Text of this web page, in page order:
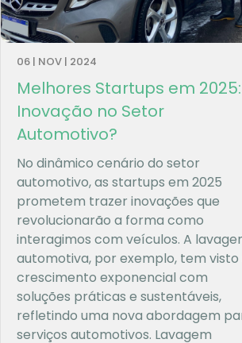
06 | NOV | 2024
Melhores Startups em 2025:
Inovação no Setor
Automotivo?
No dinâmico cenário do setor
automotivo, as startups em 2025
prometem trazer inovações que
revolucionarão a forma como
interagimos com veículos. A
automotiva, por exemplo, tem visto
crescimento exponencial com
soluções práticas e sustentáveis,
refletindo uma nova abordagem
serviços automotivos. Lavagem